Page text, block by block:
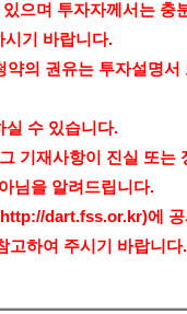
으며 투자자께서는 충
시기 바랍니다.
약의 권유는 투자설명
실 수 있습니다.
기재사항이 진실 또는
님을 알려드립니다.
dart.fss.or.kr)에
고하여 주시기 바랍니다.